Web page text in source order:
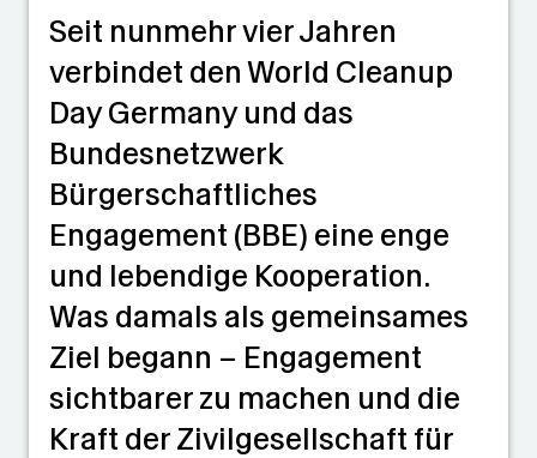
Seit nunmehr vier Jahren
verbindet den World Cleanup
Day Germany und das
Bundesnetzwerk
Bürgerschaftliches
Engagement (BBE) eine enge
und lebendige Kooperation.
Was damals als gemeinsames
Ziel begann – Engagement
sichtbarer zu machen und die
Kraft der Zivilgesellschaft für